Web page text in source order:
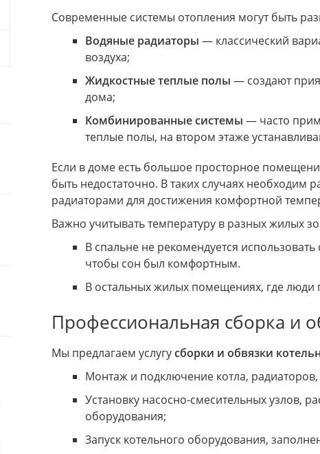
Современные системы отопления могут быть
Водяные радиаторы — классический
воздуха;
Жидкостные теплые полы — создают
дома;
Комбинированные системы — часто
теплые полы, на втором этаже
Если в доме есть большое просторное
быть недостаточно. В таких случаях
радиаторами для достижения комфортной
Важно учитывать температуру в разных жилых
В спальне не рекомендуется
чтобы сон был комфортным.
В остальных жилых помещениях, где
Профессиональная сборка и
Мы предлагаем услугусборки и обвязки
Монтаж и подключение котла,
Установку насосно-смесительных узлов,
оборудования;
Запуск котельного оборудования,